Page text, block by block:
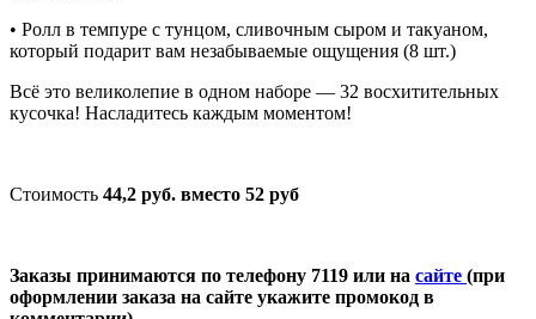
• Ролл в темпуре с тунцом, сливочным сыром и такуаном,
который подарит вам незабываемые ощущения (8 шт.)
Всё это великолепие в одном наборе — 32 восхитительных
кусочка! Насладитесь каждым моментом!
Стоимость 44,2 руб. вместо 52 руб
Заказы принимаются по телефону 7119 или на сайте (при
оформлении заказа на сайте укажите промокод в